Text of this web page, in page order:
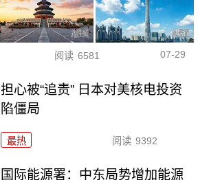
阅读 6581 07-29
担心被“追责” 日本对美核电投资
陷僵局
最热 阅读 9392
国际能源署：中东局势增加能源